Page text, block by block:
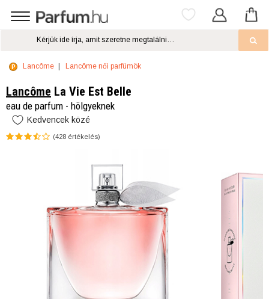
Lancôme Lancôme női parfümök
Lancôme La Vie Est Belle
eau de parfum - hölgyeknek
Kedvencek közé
(428 értékelés)